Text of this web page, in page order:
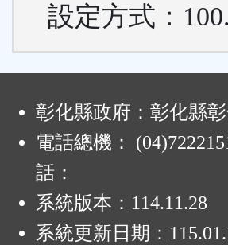
設定方式：
彰化縣政府：彰化縣
電話總機：
話：
系統版本： 114.11.28
系統更新日期：